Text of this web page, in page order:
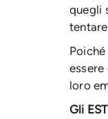
quegli
Poiché
loro
Gli